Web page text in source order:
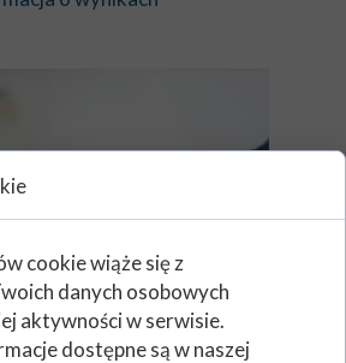
cookie wiąże się z
danych osobowych
aktywności w serwisie.
dostępne są w naszej